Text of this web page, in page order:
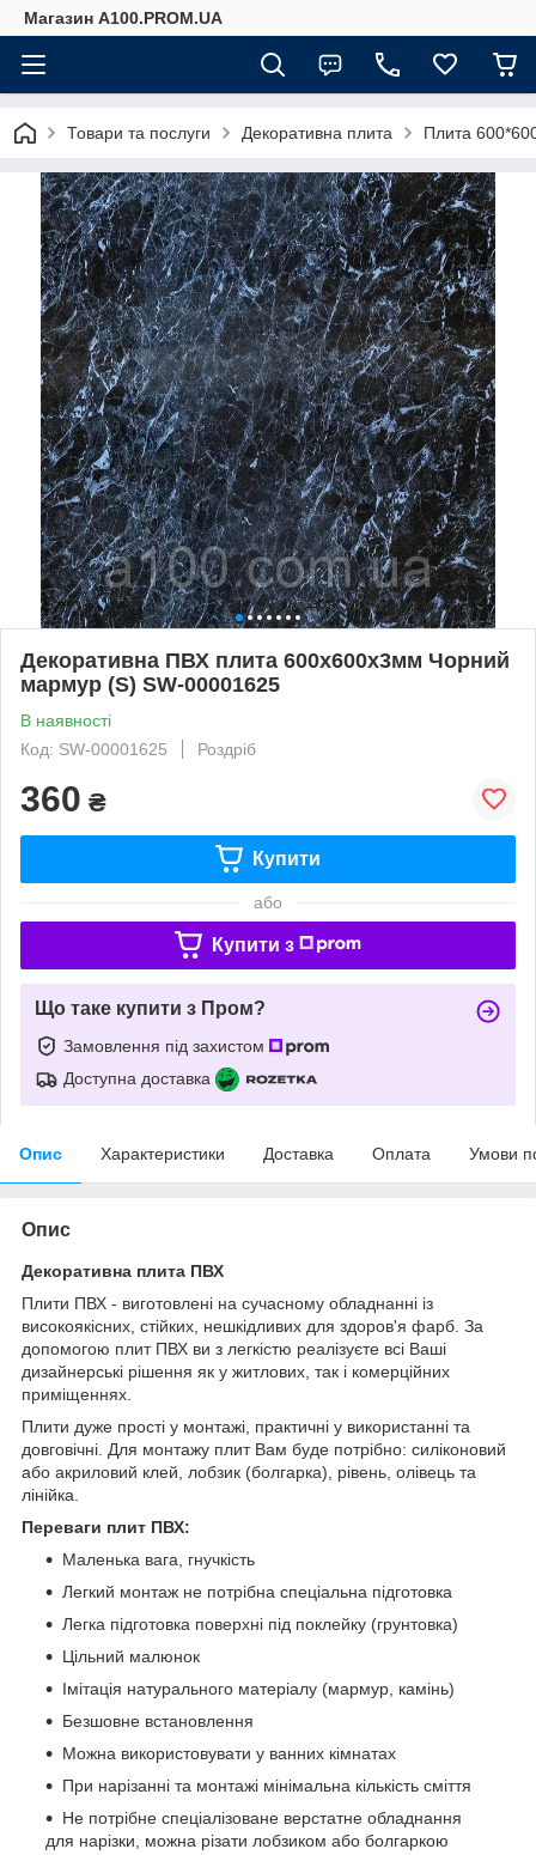
Магазин A100.PROM.UA
Товари та послуги Декоративна плита Плита
Декоративна ПВХ плита 600х600х3мм Чорний
мармур (S) SW-00001625
В наявності
Код: SW-00001625
Роздріб
360 ₴
Купити
або
Купити з
Що таке купити з Пром?
Замовлення під захистом
Доступна доставка
Опис Характеристики Доставка Оплата Умови
Опис
Декоративна плита ПВХ
Плити ПВХ - виготовлені на сучасному обладнанні із
високоякісних, стійких, нешкідливих для здоров'я фарб. За
допомогою плит ПВХ ви з легкістю реалізуєте всі Ваші
дизайнерські рішення як у житлових, так і комерційних
приміщеннях.
Плити дуже прості у монтажі, практичні у використанні та
довговічні. Для монтажу плит Вам буде потрібно: силіконовий
або акриловий клей, лобзик (болгарка), рівень, олівець та
лінійка.
Переваги плит ПВХ:
Маленька вага, гнучкість
Легкий монтаж не потрібна спеціальна підготовка
Легка підготовка поверхні під поклейку (грунтовка)
Цільний малюнок
Імітація натурального матеріалу (мармур, камінь)
Безшовне встановлення
Можна використовувати у ванних кімнатах
При нарізанні та монтажі мінімальна кількість сміття
Не потрібне спеціалізоване верстатне обладнання
для нарізки, можна різати лобзиком або болгаркою